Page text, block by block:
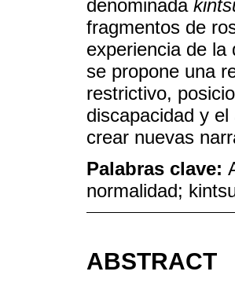
denominada
fragmentos de
experiencia de la
se propone una
restrictivo,
discapacidad y
crear nuevas
Palabras clave:
normalidad;
ABSTRACT